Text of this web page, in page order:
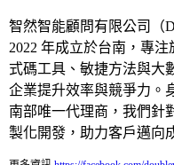
智然智能顧問有限公司（
2022 年成立於台南，專
式碼工具、敏捷方法與大
企業提升效率與競爭力。
南部唯一代理商，我們針
製化開發，助力客戶邁向